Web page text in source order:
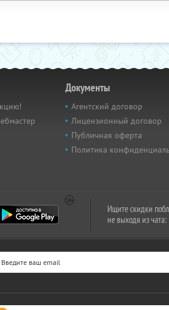
Документы
Агентский договор
Лицензионный договор
Публичная оферта
Политика
Ищите скидки
не выходя из чата: